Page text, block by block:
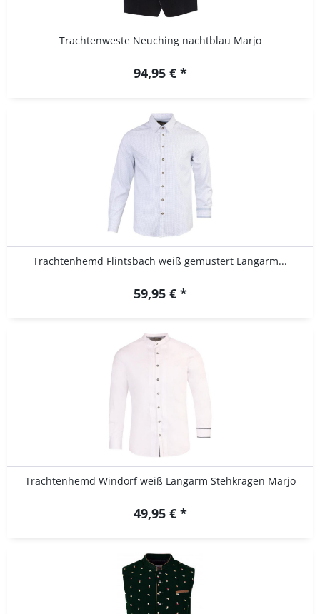
Trachtenweste Neuching nachtblau Marjo
94,95 € *
Trachtenhemd Flintsbach weiß gemustert Langarm...
59,95 € *
Trachtenhemd Windorf weiß Langarm Stehkragen Marjo
49,95 € *